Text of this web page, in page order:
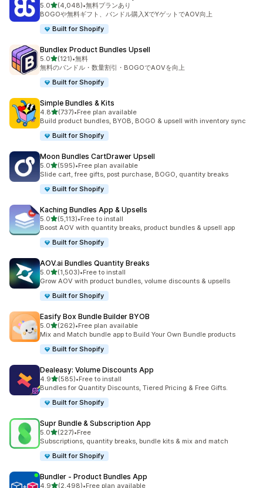
5.05つ星中
(4,048)
合計レビュー数：4048件
•無料プランあり
BOGOや無料ギフト、バンドル購入XでYゲットでAOV向上
Built for Shopify
Bundlex Product Bundles Upsell
5.05つ星中
(121)
合計レビュー数：121件
•無料
無料のバンドル・数量割引・BOGOでAOVを向上
Built for Shopify
Simple Bundles & Kits
4.85つ星中
(737)
合計レビュー数：737件
•Free plan available
Build product bundles, BYOB, BOGO & upsell with inventory sync
Built for Shopify
Moon Bundles CartDrawer Upsell
5.05つ星中
(595)
合計レビュー数：595件
•Free plan available
Slide cart, free gifts, post purchase, BOGO, quantity breaks
Built for Shopify
Kaching Bundles App & Upsells
5.05つ星中
(5,113)
合計レビュー数：5113件
•Free to install
Boost AOV with quantity breaks, product bundles & upsell app
Built for Shopify
AOV.ai Bundles Quantity Breaks
5.05つ星中
(1,503)
合計レビュー数：1503件
•Free to install
Grow AOV with product bundles, volume discounts & upsells
Built for Shopify
Easify Box Bundle Builder BYOB
5.05つ星中
(262)
合計レビュー数：262件
•Free plan available
Mix and Match bundle app to Build Your Own Bundle products
Built for Shopify
Dealeasy: Volume Discounts App
4.95つ星中
(585)
合計レビュー数：585件
•Free to install
Bundles for Quantity Discounts, Tiered Pricing & Free Gifts.
Built for Shopify
Supr Bundle & Subscription App
5.05つ星中
(227)
合計レビュー数：227件
•Free
Subscriptions, quantity breaks, bundle kits & mix and match
Built for Shopify
Bundler ‑ Product Bundles App
4.95つ星中
(2,498)•Free plan available